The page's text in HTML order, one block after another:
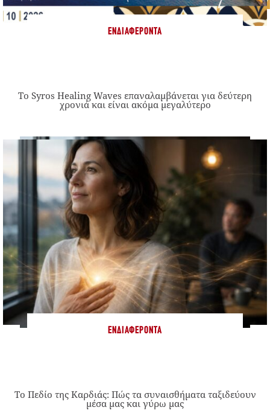
ΕΝΔΙΑΦΈΡΟΝΤΑ
Το Syros Healing Waves επαναλαμβάνεται για δεύτερη
χρονιά και είναι ακόμα μεγαλύτερο
ΕΝΔΙΑΦΈΡΟΝΤΑ
Το Πεδίο της Καρδιάς: Πώς τα συναισθήματα ταξιδεύουν
μέσα μας και γύρω μας